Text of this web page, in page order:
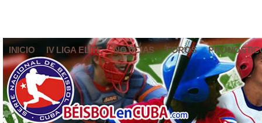
INICIO IV LIGA ELITE NOTICIAS FOROS